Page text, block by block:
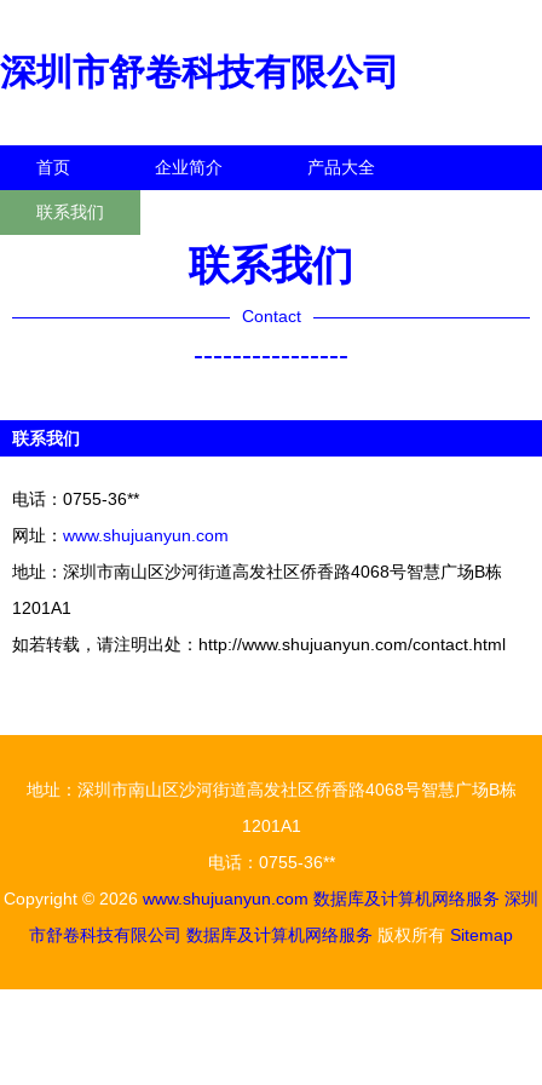
深圳市舒卷科技有限公司
首页 企业简介 产品大全
联系我们
联系我们
Contact
----------------
联系我们
电话：0755-36**
网址： www.shujuanyun.com
地址：深圳市南山区沙河街道高发社区侨香路4068号智慧广场B栋
1201A1
如若转载，请注明出处：http://www.shujuanyun.com/contact.html
地址：深圳市南山区沙河街道高发社区侨香路4068号智慧广场B栋
1201A1
电话：0755-36**
Copyright © 2026 www.shujuanyun.com 数据库及计算机网络服务 深圳
市舒卷科技有限公司 数据库及计算机网络服务 版权所有 Sitemap